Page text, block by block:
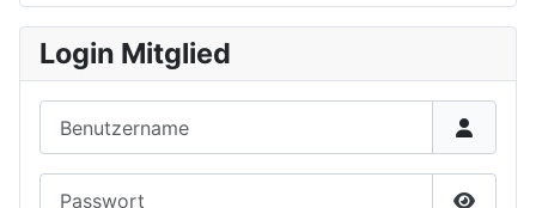
Login Mitglied